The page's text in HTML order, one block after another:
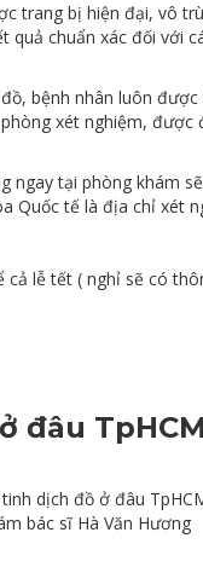
trang bị hiện đại, vô
chuẩn xác đối với
bệnh nhân luôn
xét nghiệm,
tại phòng khám
Quốc tế là địa chỉ xét
cả lễ tết ( nghỉ sẽ có
đâu